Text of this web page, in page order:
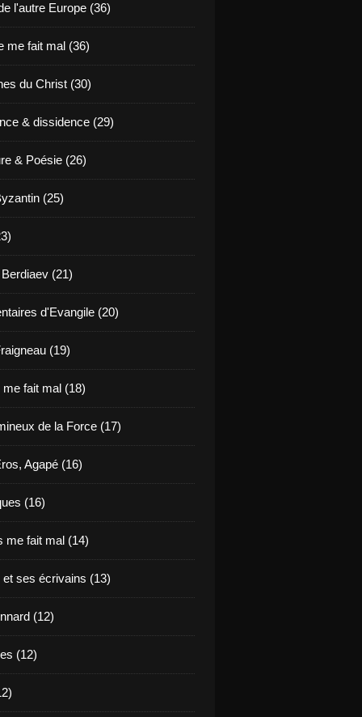
l'autre Europe (36)
me fait mal (36)
du Christ (30)
& dissidence (29)
& Poésie (26)
(25)
(21)
d'Evangile (20)
(19)
me fait mal (18)
de la Force (17)
Agapé (16)
(16)
me fait mal (14)
et ses écrivains (13)
(12)
(12)